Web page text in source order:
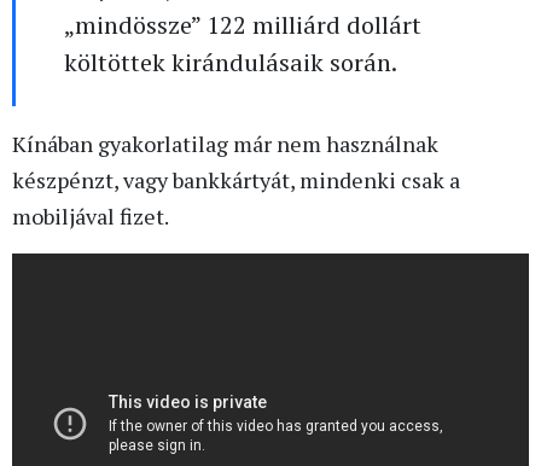
„mindössze” 122 milliárd dollárt
költöttek kirándulásaik során.
Kínában gyakorlatilag már nem használnak
készpénzt, vagy bankkártyát, mindenki csak a
mobiljával fizet.